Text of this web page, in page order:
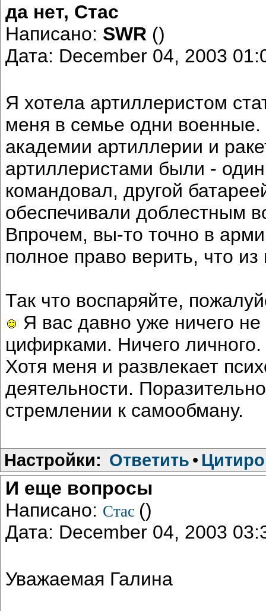
да нет, Стас
Написано: SWR ()
Дата: December 04, 2003
Я хотела артиллеристом
меня в семье одни
академии артиллерии и
артиллеристами были -
командовал, другой
обеспечивали доблестным
Впрочем, вы-то точно в
полное право верить, что
Так что воспаряйте,
Я вас давно уже ничего
цифирками. Ничего личного.
Хотя меня и развлекает
деятельности.
стремлении к самообману.
Настройки: Ответить •
И еще вопросы
Написано: Стас ()
Дата: December 04, 2003
Уважаемая Галина